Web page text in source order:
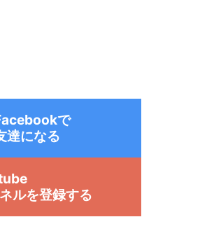
で
達になる
ルを登録する